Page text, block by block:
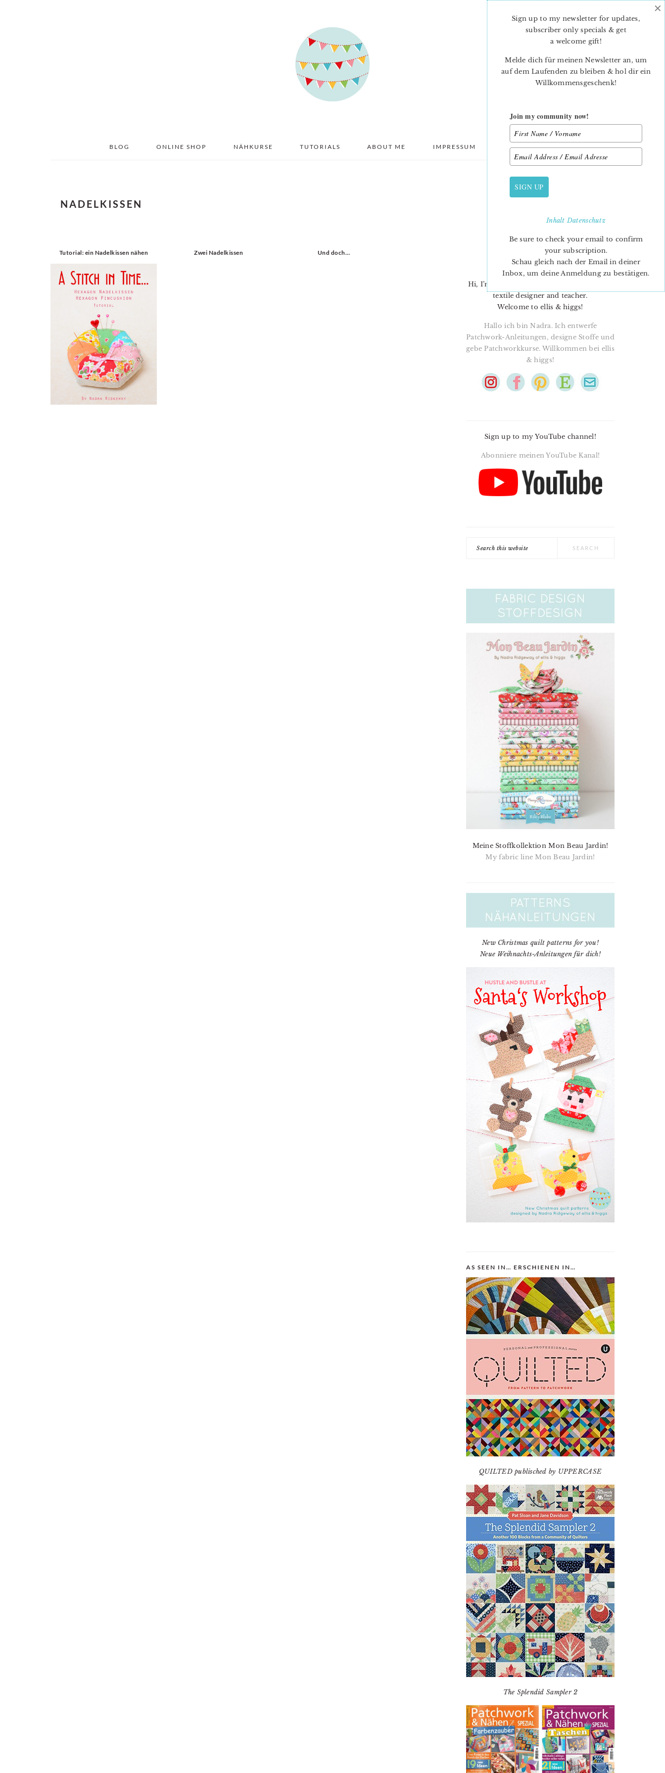
BLOG ONLINE SHOP NÄHKURSE TUTORIALS ABOUT ME IMPRESSUM DATENSCHUTZ
NADELKISSEN
Tutorial: ein Nadelkissen nähen Zwei Nadelkissen Und doch…
PRIMARY
SIDEBAR
Hi, I’m Nadra. I’m a quilt pattern designer,
textile designer and teacher.
Welcome to ellis & higgs!
Hallo ich bin Nadra. Ich entwerfe
Patchwork-Anleitungen, designe Stoffe und
gebe Patchworkkurse. Willkommen bei ellis
& higgs!
Sign up to my YouTube channel!
Abonniere meinen YouTube Kanal!
Meine Stoffkollektion Mon Beau Jardin!
My fabric line Mon Beau Jardin!
New Christmas quilt patterns for you!
Neue Weihnachts-Anleitungen für dich!
AS SEEN IN… ERSCHIENEN IN…
QUILTED publisched by UPPERCASE
The Splendid Sampler 2
Sign up to my newsletter for updates,
subscriber only specials & get
a welcome gift!
Melde dich für meinen Newsletter an, um
auf dem Laufenden zu bleiben & hol dir ein
Willkommensgeschenk!
Join my community now!
SIGN UP
InhaltDatenschutz
Be sure to check your email to confirm
your subscription.
Schau gleich nach der Email in deiner
Inbox, um deine Anmeldung zu bestätigen.
×